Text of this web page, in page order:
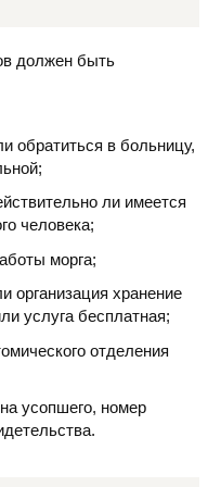
должен быть
обратиться в больницу,
ли имеется
человека;
морга;
организация хранение
услуга бесплатная;
отделения
усопшего, номер